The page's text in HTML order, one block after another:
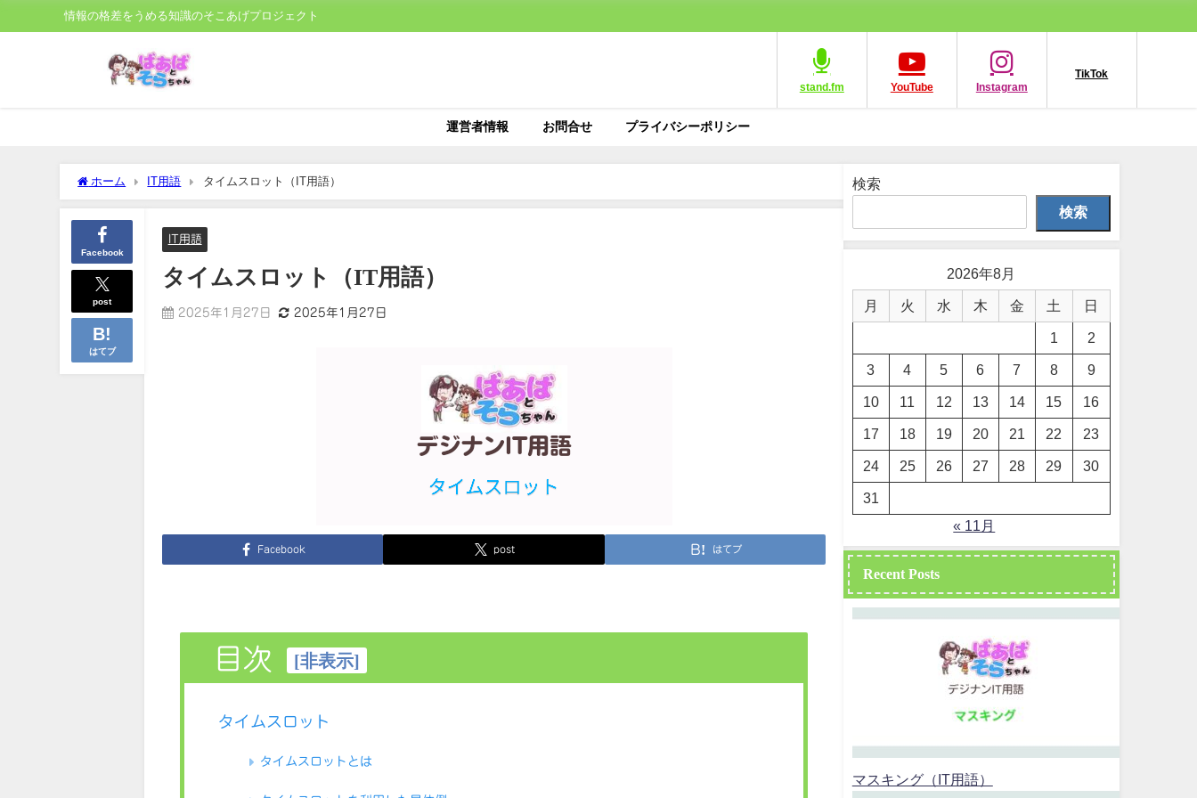
情報の格差をうめる知識のそこあげプロジェクト
stand.fm YouTube Instagram
TikTok
運営者情報 お問合せ プライバシーポリシー
ホーム IT用語 タイムスロット（IT用語）
Facebook
post
はてブ
IT用語
タイムスロット（IT用語）
2025年1月27日 2025年1月27日
Facebook post はてブ
目次 [非表示]
タイムスロット
タイムスロットとは
検索
検索
2026年8月
月 火 水 木 金 土 日
1 2
3 4 5 6 7 8 9
10 11 12 13 14 15 16
17 18 19 20 21 22 23
24 25 26 27 28 29 30
31
« 11月
Recent Posts
マスキング（IT用語）